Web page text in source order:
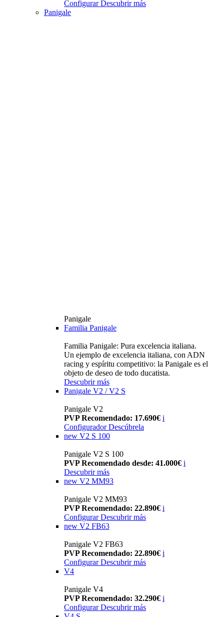
Configurar Descubrir más
Panigale
Panigale
Familia Panigale
Familia Panigale: Pura excelencia italiana.
Un ejemplo de excelencia italiana, con ADN
racing y espíritu competitivo: la Panigale es el
objeto de deseo de todo ducatista.
Descubrir más
Panigale V2 / V2 S
Panigale V2
PVP Recomendado: 17.690€ i
Configurador Descúbrela
new V2 S 100
Panigale V2 S 100
PVP Recomendado desde: 41.000€ i
Descubrir más
new V2 MM93
Panigale V2 MM93
PVP Recomendado: 22.890€ i
Configurar Descubrir más
new V2 FB63
Panigale V2 FB63
PVP Recomendado: 22.890€ i
Configurar Descubrir más
V4
Panigale V4
PVP Recomendado: 32.290€ i
Configurar Descubrir más